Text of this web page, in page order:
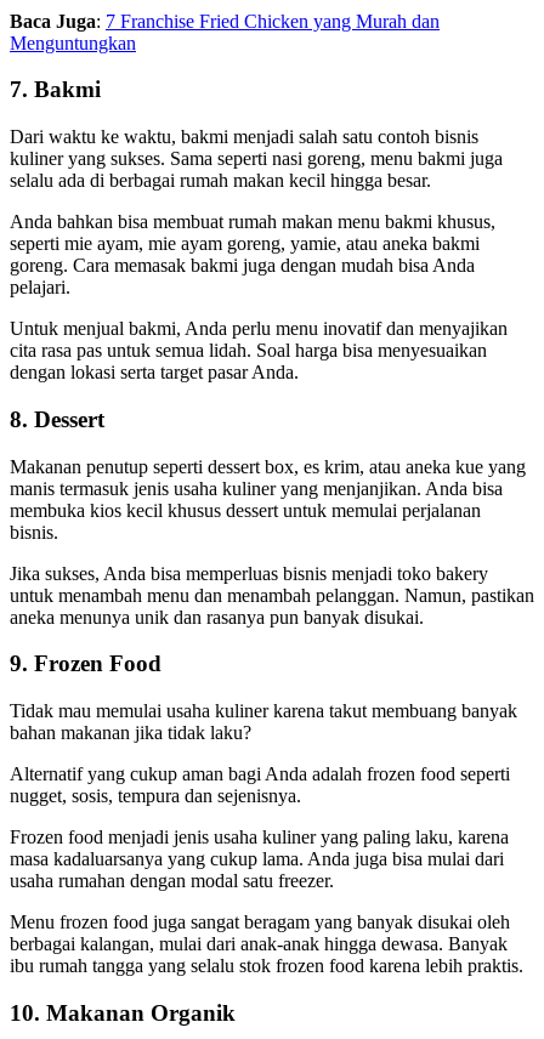
Baca Juga: 7 Franchise Fried Chicken yang Murah dan
Menguntungkan
7. Bakmi
Dari waktu ke waktu, bakmi menjadi salah satu contoh bisnis
kuliner yang sukses. Sama seperti nasi goreng, menu bakmi juga
selalu ada di berbagai rumah makan kecil hingga besar.
Anda bahkan bisa membuat rumah makan menu bakmi khusus,
seperti mie ayam, mie ayam goreng, yamie, atau aneka bakmi
goreng. Cara memasak bakmi juga dengan mudah bisa Anda
pelajari.
Untuk menjual bakmi, Anda perlu menu inovatif dan menyajikan
cita rasa pas untuk semua lidah. Soal harga bisa menyesuaikan
dengan lokasi serta target pasar Anda.
8. Dessert
Makanan penutup seperti dessert box, es krim, atau aneka kue yang
manis termasuk jenis usaha kuliner yang menjanjikan. Anda bisa
membuka kios kecil khusus dessert untuk memulai perjalanan
bisnis.
Jika sukses, Anda bisa memperluas bisnis menjadi toko bakery
untuk menambah menu dan menambah pelanggan. Namun, pastikan
aneka menunya unik dan rasanya pun banyak disukai.
9. Frozen Food
Tidak mau memulai usaha kuliner karena takut membuang banyak
bahan makanan jika tidak laku?
Alternatif yang cukup aman bagi Anda adalah frozen food seperti
nugget, sosis, tempura dan sejenisnya.
Frozen food menjadi jenis usaha kuliner yang paling laku, karena
masa kadaluarsanya yang cukup lama. Anda juga bisa mulai dari
usaha rumahan dengan modal satu freezer.
Menu frozen food juga sangat beragam yang banyak disukai oleh
berbagai kalangan, mulai dari anak-anak hingga dewasa. Banyak
ibu rumah tangga yang selalu stok frozen food karena lebih praktis.
10. Makanan Organik